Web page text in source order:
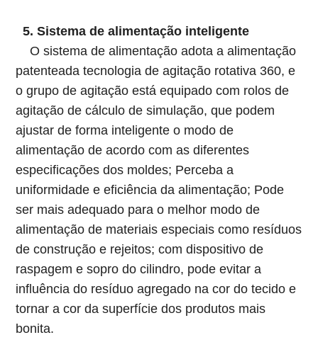
5. Sistema de alimentação inteligente
O sistema de alimentação adota a alimentação
patenteadatecnologia de agitação rotativa 360, e
o grupo de agitação está equipado com rolos de
agitação de cálculo de simulação, que podem
ajustar de forma inteligente o modo de
alimentação de acordo com as diferentes
especificações dos moldes; Perceba a
uniformidade e eficiência da alimentação; Pode
ser mais adequado para o melhor modo de
alimentação de materiais especiais como resíduos
de construção e rejeitos; com dispositivo de
raspagem e sopro do cilindro, pode evitar a
influência do resíduo agregado na cor do tecido e
tornar a cor da superfície dos produtos mais
bonita.